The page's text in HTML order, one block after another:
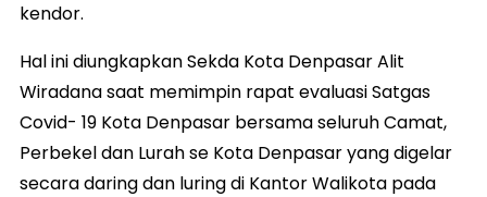
kendor.
Hal ini diungkapkan Sekda Kota Denpasar Alit
Wiradana saat memimpin rapat evaluasi Satgas
Covid- 19 Kota Denpasar bersama seluruh Camat,
Perbekel dan Lurah se Kota Denpasar yang digelar
secara daring dan luring di Kantor Walikota pada